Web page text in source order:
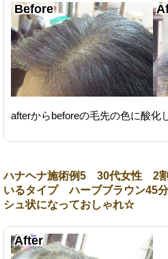
afterからbeforeの毛先の色に酸化
ハナヘナ施術例5 30代女性 2割
いるタイプ ハーブブラウン45
シュ状になっておしゃれ☆